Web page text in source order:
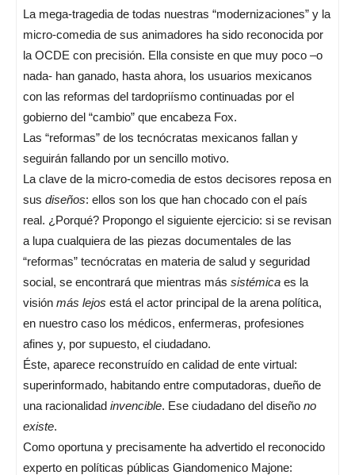
La mega-tragedia de todas nuestras “modernizaciones” y la
micro-comedia de sus animadores ha sido reconocida por
la OCDE con precisión. Ella consiste en que muy poco –o
nada- han ganado, hasta ahora, los usuarios mexicanos
con las reformas del tardopriísmo continuadas por el
gobierno del “cambio” que encabeza Fox.
Las “reformas” de los tecnócratas mexicanos fallan y
seguirán fallando por un sencillo motivo.
La clave de la micro-comedia de estos decisores reposa en
sus diseños: ellos son los que han chocado con el país
real. ¿Porqué? Propongo el siguiente ejercicio: si se revisan
a lupa cualquiera de las piezas documentales de las
“reformas” tecnócratas en materia de salud y seguridad
social, se encontrará que mientras más sistémica es la
visión más lejos está el actor principal de la arena política,
en nuestro caso los médicos, enfermeras, profesiones
afines y, por supuesto, el ciudadano.
Éste, aparece reconstruído en calidad de ente virtual:
superinformado, habitando entre computadoras, dueño de
una racionalidad invencible. Ese ciudadano del diseño no
existe.
Como oportuna y precisamente ha advertido el reconocido
experto en políticas públicas Giandomenico Majone: